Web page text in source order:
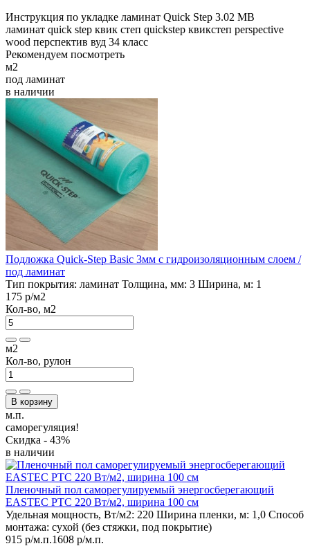
Инструкция по укладке ламинат Quick Step 3.02 MB
ламинат quick step квик степ quickstep квикстеп perspective
wood перспектив вуд 34 класс
Рекомендуем посмотреть
м2
под ламинат
в наличии
Подложка Quick-Step Basic 3мм с гидроизоляционным слоем /
под ламинат
Тип покрытия: ламинат Толщина, мм: 3 Ширина, м: 1
175 р/м2
Кол-во, м2
м2
Кол-во, рулон
В корзину
м.п.
саморегуляция!
Скидка - 43%
в наличии
Пленочный пол саморегулируемый энергосберегающий
EASTEC PTC 220 Вт/м2, ширина 100 см
Удельная мощность, Вт/м2: 220 Ширина пленки, м: 1,0 Способ
монтажа: сухой (без стяжки, под покрытие)
915 р/м.п.1608 р/м.п.